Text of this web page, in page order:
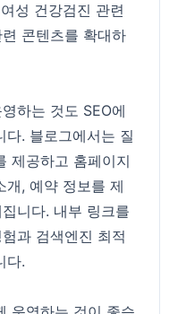
성 건강검진 관련
콘텐츠를 확대하
하는 것도 SEO에
다. 블로그에서는 질
제공하고 홈페이지
개, 예약 정보를 제
니다. 내부 링크를
과 검색엔진 최적
다.